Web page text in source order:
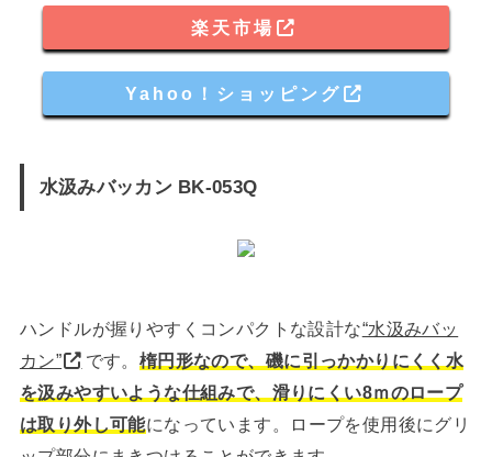
楽天市場
Yahoo！ショッピング
水汲みバッカン BK-053Q
ハンドルが握りやすくコンパクトな設計な“水汲みバッ
カン”
です。 楕円形なので、磯に引っかかりにくく水
を汲みやすいような仕組みで、滑りにくい8ｍのロープ
は取り外し可能になっています。ロープを使用後にグリ